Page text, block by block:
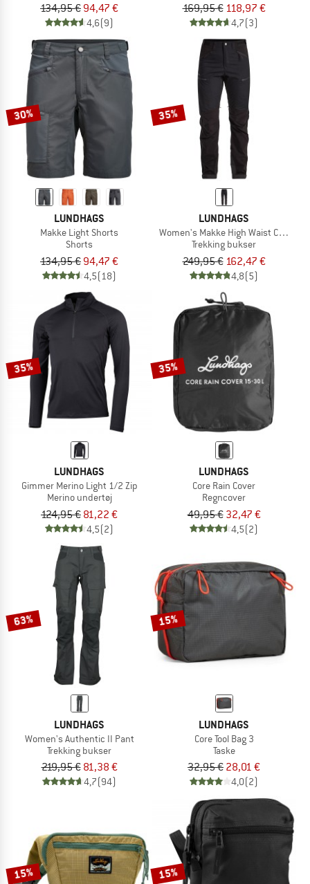
134,95 € 94,47 €
4,6(9)
169,95 € 118,97 €
4,7(3)
30%
LUNDHAGS
Makke Light Shorts
Shorts
134,95 € 94,47 €
4,5(18)
35%
LUNDHAGS
Women's Makke High Waist Curved
Trekking bukser
249,95 € 162,47 €
4,8(5)
35%
LUNDHAGS
Gimmer Merino Light 1/2 Zip
Merino undertøj
124,95 € 81,22 €
4,5(2)
35%
LUNDHAGS
Core Rain Cover
Regncover
49,95 € 32,47 €
4,5(2)
63%
LUNDHAGS
Women's Authentic II Pant
Trekking bukser
219,95 € 81,38 €
4,7(94)
15%
LUNDHAGS
Core Tool Bag 3
Taske
32,95 € 28,01 €
4,0(2)
15% 15%